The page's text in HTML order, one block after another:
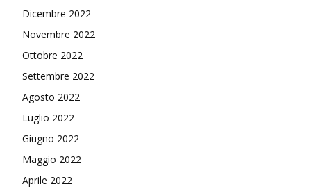
Dicembre 2022
Novembre 2022
Ottobre 2022
Settembre 2022
Agosto 2022
Luglio 2022
Giugno 2022
Maggio 2022
Aprile 2022